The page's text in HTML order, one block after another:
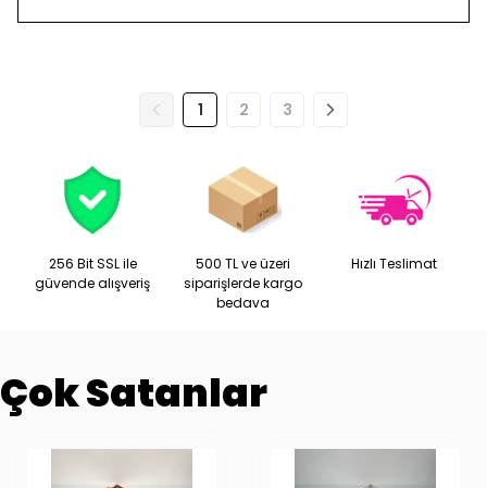
1 2 3
256 Bit SSL ile
güvende alışveriş
500 TL ve üzeri
siparişlerde kargo
bedava
Hızlı Teslimat
Çok Satanlar